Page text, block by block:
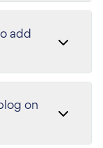
add
on